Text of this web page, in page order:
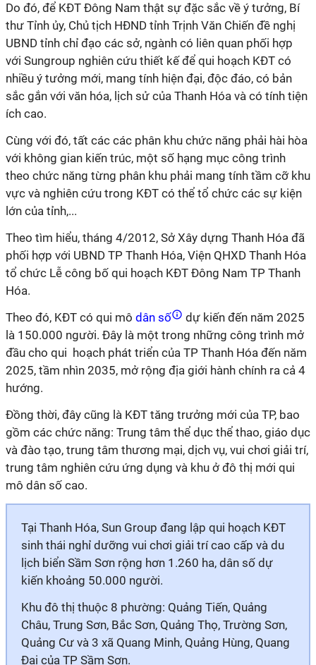
Do đó, để KĐT Đông Nam thật sự đặc sắc về ý tưởng, Bí
thư Tỉnh ủy, Chủ tịch HĐND tỉnh Trịnh Văn Chiến đề nghị
UBND tỉnh chỉ đạo các sở, ngành có liên quan phối hợp
với Sungroup nghiên cứu thiết kế để qui hoạch KĐT có
nhiều ý tưởng mới, mang tính hiện đại, độc đáo, có bản
sắc gắn với văn hóa, lịch sử của Thanh Hóa và có tính tiện
ích cao.
Cùng với đó, tất các các phân khu chức năng phải hài hòa
với không gian kiến trúc, một số hạng mục công trình
theo chức năng từng phân khu phải mang tính tầm cỡ khu
vực và nghiên cứu trong KĐT có thể tổ chức các sự kiện
lớn của tỉnh,...
Theo tìm hiểu, tháng 4/2012, Sở Xây dựng Thanh Hóa đã
phối hợp với UBND TP Thanh Hóa, Viện QHXD Thanh Hóa
tổ chức Lễ công bố qui hoạch KĐT Đông Nam TP Thanh
Hóa.
Theo đó, KĐT có qui mô dân số
dự kiến đến năm 2025
là 150.000 người. Đây là một trong những công trình mở
đầu cho qui hoạch phát triển của TP Thanh Hóa đến năm
2025, tầm nhìn 2035, mở rộng địa giới hành chính ra cả 4
hướng.
Đồng thời, đây cũng là KĐT tăng trưởng mới của TP, bao
gồm các chức năng: Trung tâm thể dục thể thao, giáo dục
và đào tạo, trung tâm thương mại, dịch vụ, vui chơi giải trí,
trung tâm nghiên cứu ứng dụng và khu ở đô thị mới qui
mô dân số cao.
Tại Thanh Hóa, Sun Group đang lập qui hoạch KĐT
sinh thái nghỉ dưỡng vui chơi giải trí cao cấp và du
lịch biển Sầm Sơn rộng hơn 1.260 ha, dân số dự
kiến khoảng 50.000 người.
Khu đô thị thuộc 8 phường: Quảng Tiến, Quảng
Châu, Trung Sơn, Bắc Sơn, Quảng Thọ, Trường Sơn,
Quảng Cư và 3 xã Quang Minh, Quảng Hùng, Quang
Đại của TP Sầm Sơn.